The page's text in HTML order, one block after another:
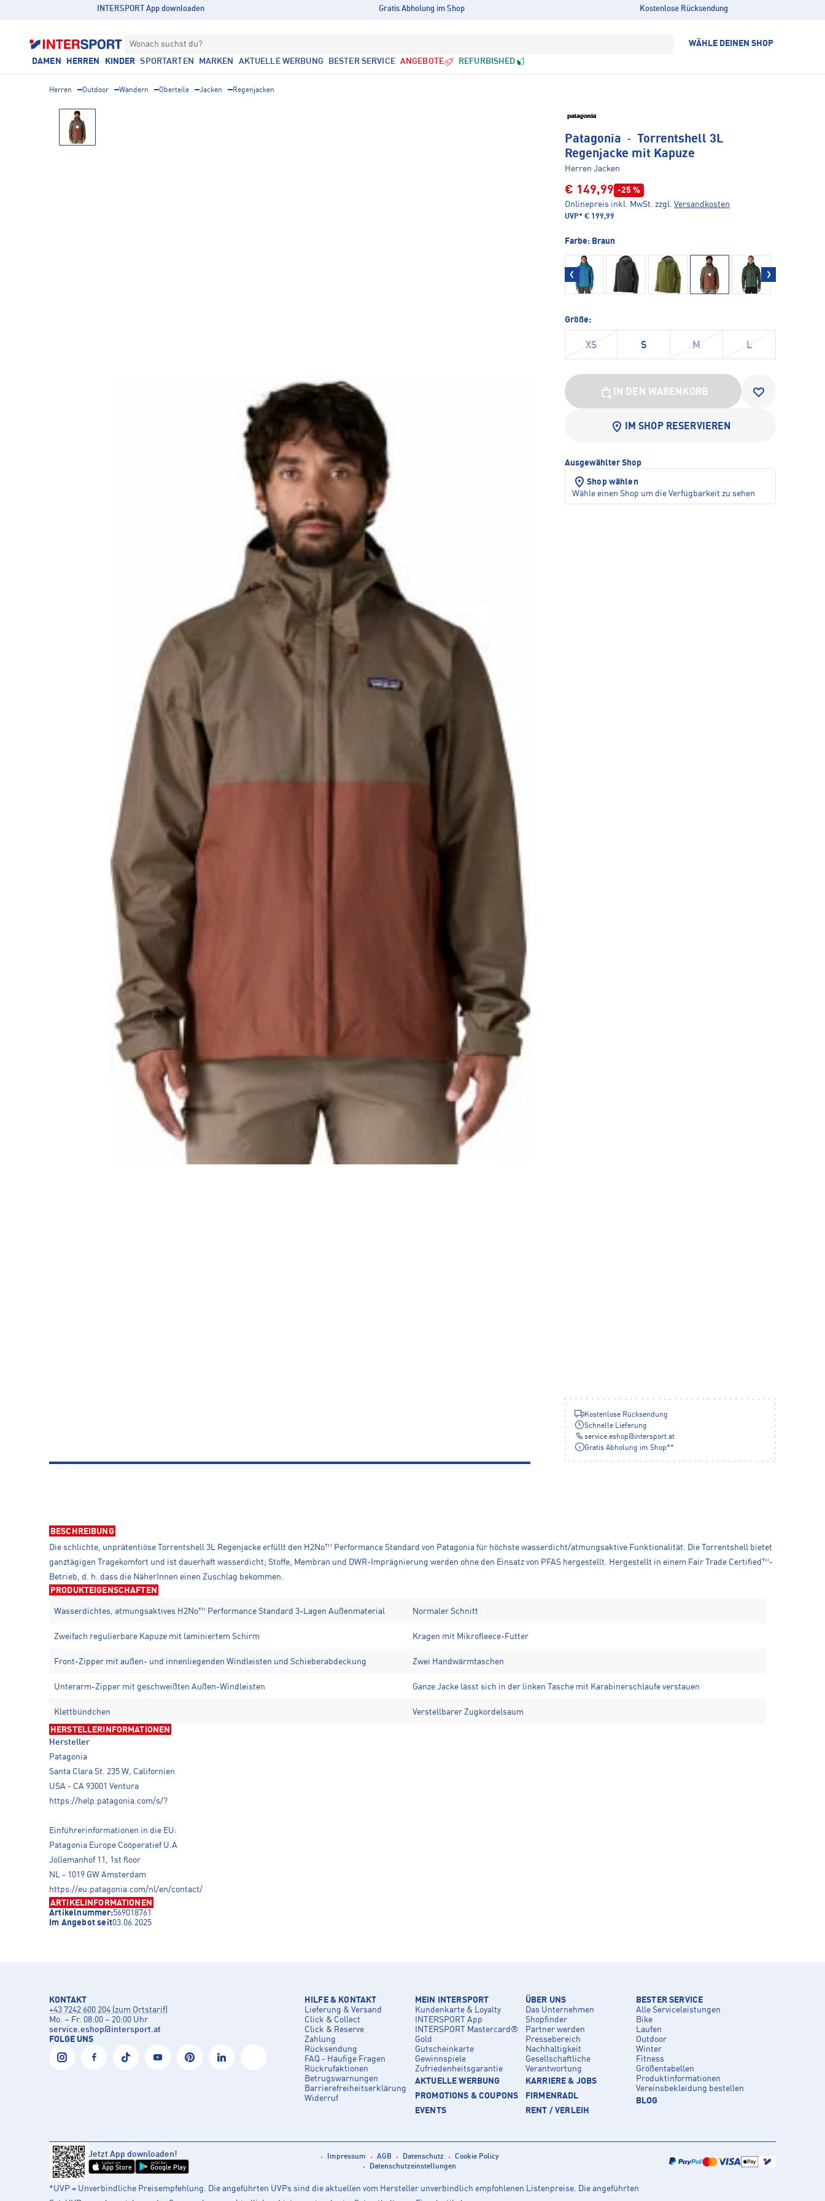
INTERSPORT App downloaden Gratis Abholung im Shop Kostenlose Rücksendung
Wonach suchst du? WÄHLE DEINEN SHOP
DAMEN HERREN KINDER SPORTARTEN MARKEN AKTUELLE WERBUNG BESTER SERVICE ANGEBOTE REFURBISHED
Herren Outdoor Wandern Oberteile Jacken Regenjacken
Patagonia · Torrentshell 3L
Regenjacke mit Kapuze
Herren Jacken
€ 149,99 -25 %
Onlinepreis inkl. MwSt. zzgl. Versandkosten
UVP* € 199,99
Farbe: Braun
Größe:
XS S M L
IN DEN WARENKORB
IM SHOP RESERVIEREN
Ausgewählter Shop
Shop wählen
Wähle einen Shop um die Verfügbarkeit zu sehen
Kostenlose Rücksendung
Schnelle Lieferung
service.eshop@ intersport.at
Gratis Abholung im Shop**
BESCHREIBUNG
Die schlichte, unprätentiöse Torrentshell 3L Regenjacke erfüllt den H2No™ Performance Standard von Patagonia für höchste wasserdicht/atmungsaktive Funktionalität. Die Torrentshell bietet
ganztägigen Tragekomfort und ist dauerhaft wasserdicht; Stoffe, Membran und DWR-Imprägnierung werden ohne den Einsatz von PFAS hergestellt. Hergestellt in einem Fair Trade Certified™-
Betrieb, d. h. dass die NäherInnen einen Zuschlag bekommen.
PRODUKTEIGENSCHAFTEN
Wasserdichtes, atmungsaktives H2No™ Performance Standard 3-Lagen Außenmaterial Normaler Schnitt
Zweifach regulierbare Kapuze mit laminiertem Schirm Kragen mit Mikrofleece-Futter
Front-Zipper mit außen- und innenliegenden Windleisten und Schieberabdeckung Zwei Handwärmtaschen
Unterarm-Zipper mit geschweißten Außen-Windleisten Ganze Jacke lässt sich in der linken Tasche mit Karabinerschlaufe verstauen
Klettbündchen Verstellbarer Zugkordelsaum
HERSTELLERINFORMATIONEN
Hersteller
Patagonia
Santa Clara St. 235 W, Californien
USA - CA 93001 Ventura
https://help.patagonia.com/s/?
Einführerinformationen in die EU:
Patagonia Europe Coöperatief U.A
Jollemanhof 11, 1st floor
NL - 1019 GW Amsterdam
https://eu.patagonia.com/nl/en/contact/
ARTIKELINFORMATIONEN
Artikelnummer:569018761
Im Angebot seit03.06.2025
KONTAKT
+43 7242 600 204 (zum Ortstarif)
Mo. – Fr. 08:00 – 20:00 Uhr
service.eshop@intersport.at
FOLGE UNS
HILFE & KONTAKT
Lieferung & Versand
Click & Collect
Click & Reserve
Zahlung
Rücksendung
FAQ - Häufige Fragen
Rückrufaktionen
Betrugswarnungen
Barrierefreiheitserklärung
Widerruf
MEIN INTERSPORT
Kundenkarte & Loyalty
INTERSPORT App
INTERSPORT Mastercard®
Gold
Gutscheinkarte
Gewinnspiele
Zufriedenheitsgarantie
AKTUELLE WERBUNG
PROMOTIONS & COUPONS
EVENTS
ÜBER UNS
Das Unternehmen
Shopfinder
Partner werden
Pressebereich
Nachhaltigkeit
Gesellschaftliche
Verantwortung
KARRIERE & JOBS
FIRMENRADL
RENT / VERLEIH
BESTER SERVICE
Alle Serviceleistungen
Bike
Laufen
Outdoor
Winter
Fitness
Größentabellen
Produktinformationen
Vereinsbekleidung bestellen
BLOG
Jetzt App downloaden!
Laden im
App Store
Jetzt bei
Google Play
Impressum AGB Datenschutz
Cookie Policy
Datenschutzeinstellungen
*UVP = Unverbindliche Preisempfehlung. Die angeführten UVPs sind die aktuellen vom Hersteller unverbindlich empfohlenen Listenpreise. Die angeführten